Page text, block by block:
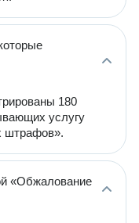
180
услугу
штрафов».
«Обжалование